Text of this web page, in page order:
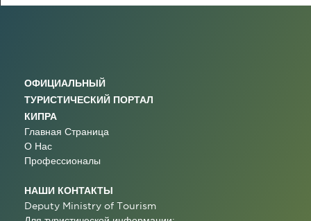
ОФИЦИАЛЬНЫЙ
ТУРИСТИЧЕСКИЙ ПОРТАЛ
КИПРА
Главная Страница
О Нас
Профессионалы
НАШИ КОНТАКТЫ
Deputy Ministry of Tourism